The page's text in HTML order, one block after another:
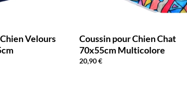
Velours
Coussin pour Chien Chat
70x55cm Multicolore
20,90€